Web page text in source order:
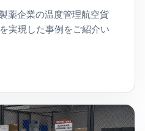
薬企業の温度管理航空貨
実現した事例をご紹介い